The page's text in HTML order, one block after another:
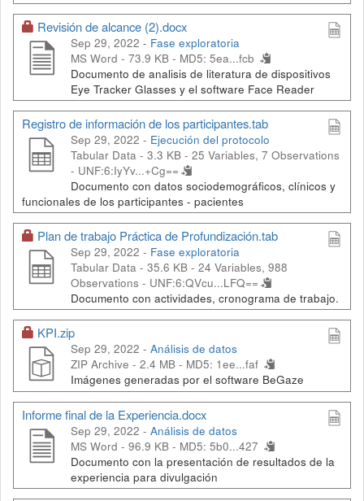
Revisión de alcance (2).docx
Sep 29, 2022 - Fase exploratoria
MS Word - 73.9 KB - MD5: 5ea...fcb
Documento de analisis de literatura de dispositivos
Eye Tracker Glasses y el software Face Reader
Registro de información de los participantes.tab
Sep 29, 2022 - Ejecución del protocolo
Tabular Data - 3.3 KB - 25 Variables, 7 Observations
- UNF:6:IyYv...+Cg==
Documento con datos sociodemográficos, clínicos y
funcionales de los participantes - pacientes
Plan de trabajo Práctica de Profundización.tab
Sep 29, 2022 - Fase exploratoria
Tabular Data - 35.6 KB - 24 Variables, 988
Observations - UNF:6:QVcu...LFQ==
Documento con actividades, cronograma de trabajo.
KPI.zip
Sep 29, 2022 - Análisis de datos
ZIP Archive - 2.4 MB - MD5: 1ee...faf
Imágenes generadas por el software BeGaze
Informe final de la Experiencia.docx
Sep 29, 2022 - Análisis de datos
MS Word - 96.9 KB - MD5: 5b0...427
Documento con la presentación de resultados de la
experiencia para divulgación